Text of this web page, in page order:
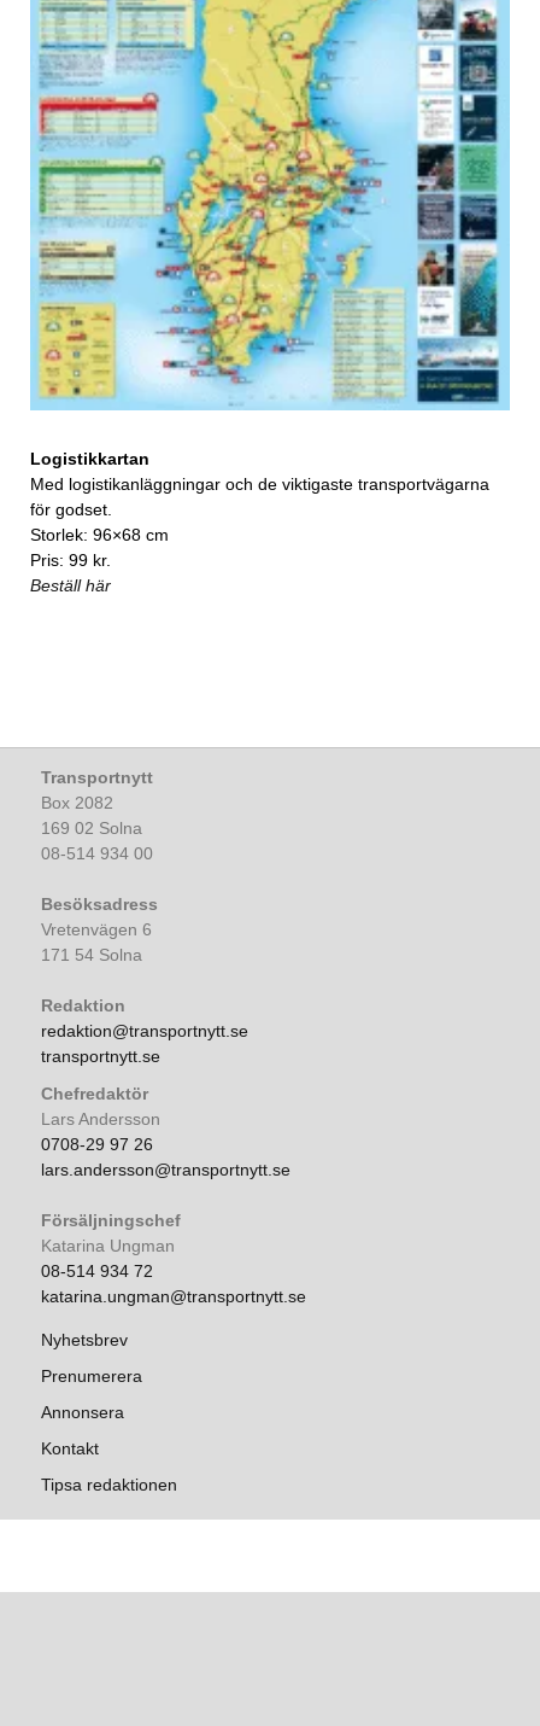
Logistikkartan
Med logistikanläggningar och de viktigaste transportvägarna
för godset.
Storlek: 96×68 cm
Pris: 99 kr.
Beställ här
Transportnytt
Box 2082
169 02 Solna
08-514 934 00
Besöksadress
Vretenvägen 6
171 54 Solna
Redaktion
redaktion@transportnytt.se
transportnytt.se
Chefredaktör
Lars Andersson
0708-29 97 26
lars.andersson@transportnytt.se
Försäljningschef
Katarina Ungman
08-514 934 72
katarina.ungman@transportnytt.se
Nyhetsbrev
Prenumerera
Annonsera
Kontakt
Tipsa redaktionen